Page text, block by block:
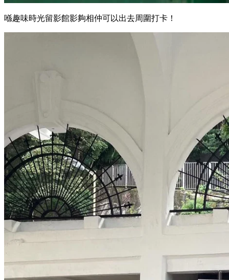
喺趣味時光留影館影夠相仲可以出去周圍打卡！